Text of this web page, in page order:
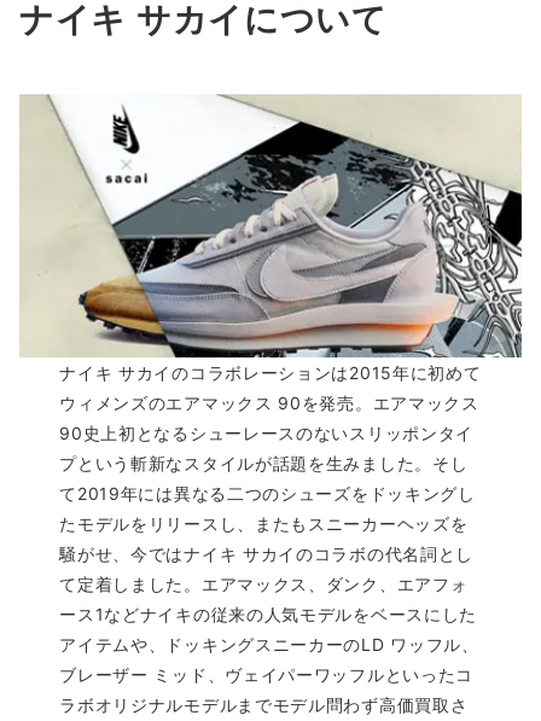
ナイキ サカイについて
ナイキ サカイのコラボレーションは2015年に初めて
ウィメンズのエアマックス 90を発売。エアマックス
90史上初となるシューレースのないスリッポンタイ
プという斬新なスタイルが話題を生みました。そし
て2019年には異なる二つのシューズをドッキングし
たモデルをリリースし、またもスニーカーヘッズを
騒がせ、今ではナイキ サカイのコラボの代名詞とし
て定着しました。エアマックス、ダンク、エアフォ
ース1などナイキの従来の人気モデルをベースにした
アイテムや、ドッキングスニーカーのLD ワッフル、
ブレーザー ミッド、ヴェイパーワッフルといったコ
ラボオリジナルモデルまでモデル問わず高価買取さ